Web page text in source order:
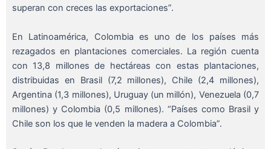
superan con creces las exportaciones”.
En Latinoamérica, Colombia es uno de los países más
rezagados en plantaciones comerciales. La región cuenta
con 13,8 millones de hectáreas con estas plantaciones,
distribuidas en Brasil (7,2 millones), Chile (2,4 millones),
Argentina (1,3 millones), Uruguay (un millón), Venezuela (0,7
millones) y Colombia (0,5 millones). “Países como Brasil y
Chile son los que le venden la madera a Colombia”.